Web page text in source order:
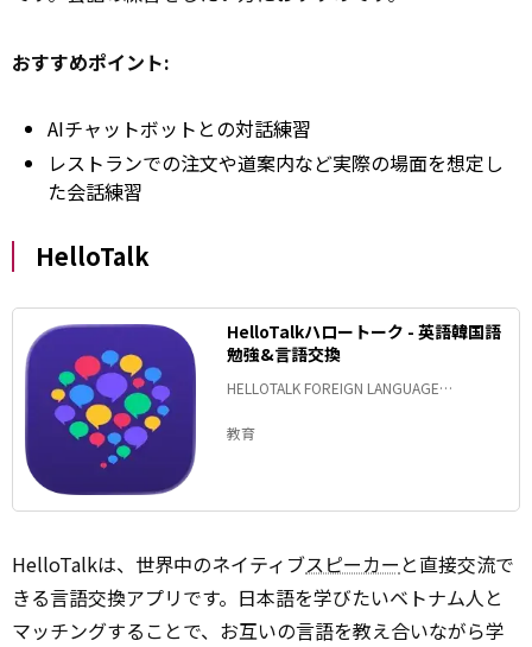
おすすめポイント:
AIチャットボットとの対話練習
レストランでの注文や道案内など実際の場面を想定し
た会話練習
HelloTalk
HelloTalkハロートーク - 英語韓国語
勉強&言語交換
HELLOTALK FOREIGN LANGUAGE
教育
HelloTalkは、世界中のネイティブスピーカー と直接交流で
きる言語交換アプリです。日本語を学びたいベトナム人と
マッチングすることで、お互いの言語を教え合いながら学